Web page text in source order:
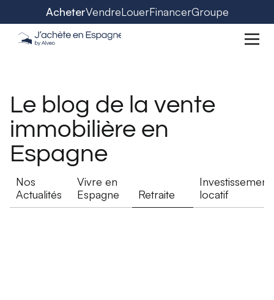
AcheterVendreLouerFinancerGroupe
Le blog de la vente
immobilière en
Espagne
Nos
Actualités
Vivre en
Espagne
Retraite
Investissement
locatif